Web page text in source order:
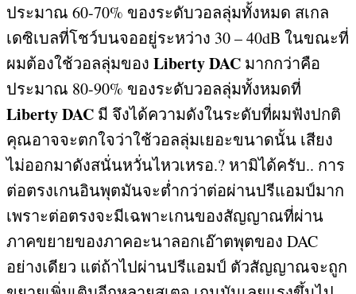
ประมาณ 60-70% ของระดับวอลลุ่มทั้งหมด สเกล
เดซิเบลที่โชว์บนจออยู่ระหว่าง 30 – 40dB ในขณะที่
ผมต้องใช้วอลลุ่มของ Liberty DAC มากกว่าคือ
ประมาณ 80-90% ของระดับวอลลุ่มทั้งหมดที่
Liberty DAC มี จึงได้ความดังในระดับที่ผมฟังปกติ
คุณอาจจะตกใจว่าใช้วอลลุ่มเยอะขนาดนั้น เสียง
ไม่ออกมาดังสนั่นหวั่นไหวเหรอ.? หามิได้ครับ.. การ
ต่อตรงเกนอินพุตมันจะต่ำกว่าต่อผ่านปรีแอมป์มาก
เพราะต่อตรงจะมีเฉพาะเกนของสัญญาณที่ผ่าน
ภาคขยายของภาคอะนาลอกเอ๊าตพุตของ DAC
อย่างเดียว แต่ถ้าไปผ่านปรีแอมป์ ตัวสัญญาณจะถูก